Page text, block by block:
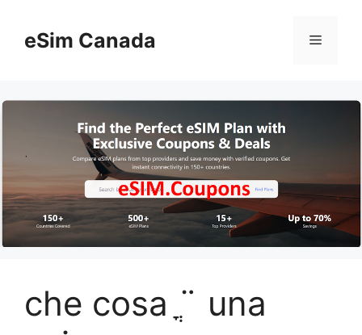
contenteSim Canada Menu
che cosa ֳ¨ una